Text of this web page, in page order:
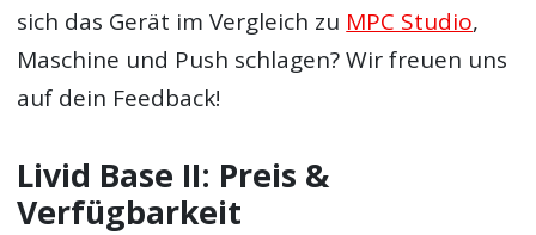
sich das Gerät im Vergleich zu MPC Studio,
Maschine und Push schlagen? Wir freuen uns
auf dein Feedback!
Livid Base II: Preis &
Verfügbarkeit